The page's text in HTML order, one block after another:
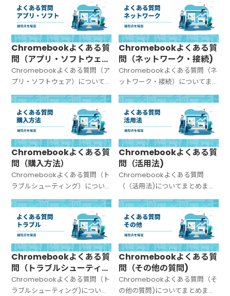
Chromebookよくある質
問（アプリ・ソフトウェ
ア）
Chromebookよくある質問（ア
プリ・ソフトウェア）について
まとめました。
Chromebookよくある質
問（ネットワーク・接続)
Chromebookよくある質問（ネ
ットワーク・接続）についてま
とめました。
Chromebookよくある質
問（購入方法）
Chromebookよくある質問（ト
ラブルシューティング）につい
てまとめました。
Chromebookよくある質
問（活用法)
Chromebookよくある質問
（（活用法)についてまとめまし
た。
Chromebookよくある質
問（トラブルシューティン
グ)
Chromebookよくある質問（ト
ラブルシューティング)について
Chromebookよくある質
問（その他の質問)
Chromebookよくある質問（そ
の他の質問)についてまとめまし